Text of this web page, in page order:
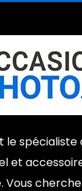
le spécialiste
et
Vous